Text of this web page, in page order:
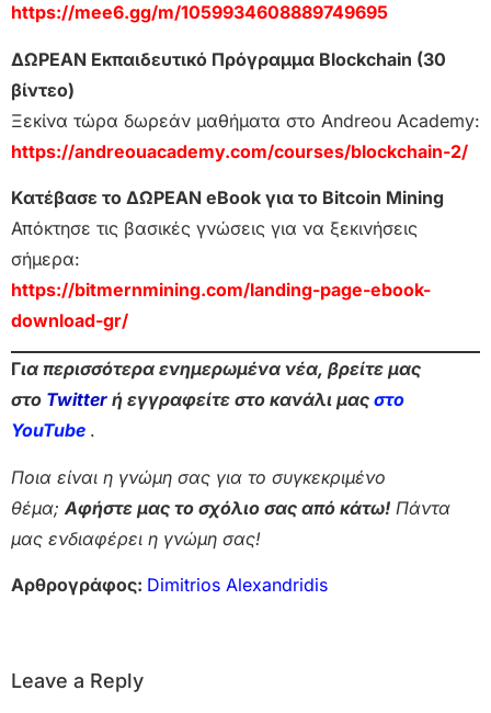
https://mee6.gg/m/1059934608889749695
ΔΩΡΕΑΝ Εκπαιδευτικό Πρόγραμμα Blockchain (30
βίντεο)
Ξεκίνα τώρα δωρεάν μαθήματα στο Andreou Academy:
https://andreouacademy.com/courses/blockchain-2/
Κατέβασε το ΔΩΡΕΑΝ eBook για το Bitcoin Mining
Απόκτησε τις βασικές γνώσεις για να ξεκινήσεις
σήμερα:
https://bitmernmining.com/landing-page-ebook-
download-gr/
Για περισσότερα ενημερωμένα νέα, βρείτε μας
στο Twitter ή εγγραφείτε στο κανάλι μας στο
YouTube .
Ποια είναι η γνώμη σας για το συγκεκριμένο
θέμα; Αφήστε μας το σχόλιο σας από κάτω! Πάντα
μας ενδιαφέρει η γνώμη σας!
Αρθρογράφος: Dimitrios Alexandridis
Leave a Reply